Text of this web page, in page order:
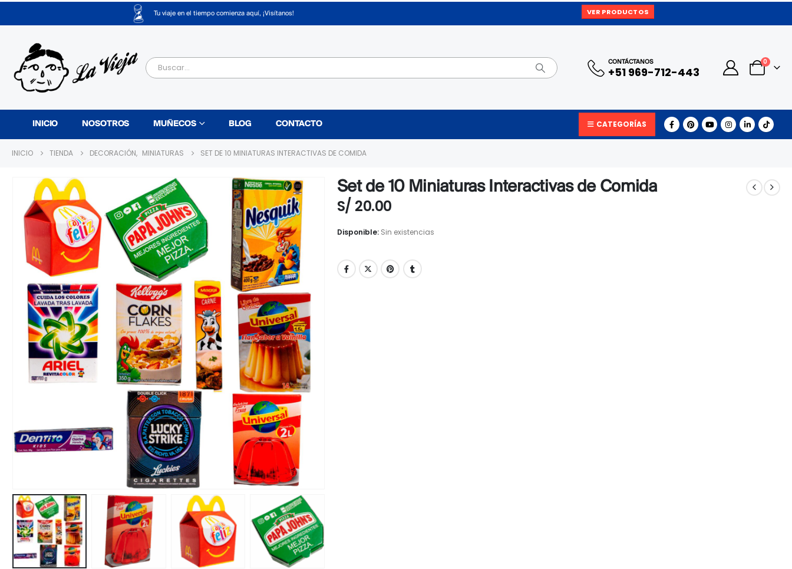
Tu viaje en el tiempo comienza aquí, ¡Visítanos! VER PRODUCTOS
CONTÁCTANOS
+51 969-712-443
0
INICIO NOSOTROS MUÑECOS BLOG CONTACTO CATEGORÍAS
INICIO TIENDA DECORACIÓN, MINIATURAS SET DE 10 MINIATURAS INTERACTIVAS DE COMIDA
Set de 10 Miniaturas Interactivas de Comida
S/ 20.00
Disponible: Sin existencias